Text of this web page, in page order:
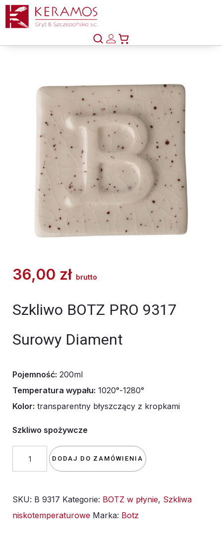
36,00 zł brutto
Szkliwo BOTZ PRO 9317
Surowy Diament
Pojemność: 200ml
Temperatura wypału: 1020°-1280°
Kolor: transparentny błyszczący z kropkami
Szkliwo spożywcze
Szkliwo
PRO
9317
DODAJ DO ZAMÓWIENIA
SKU: B 9317 Kategorie: BOTZ w płynie, Szkliwa
niskotemperaturowe Marka: Botz